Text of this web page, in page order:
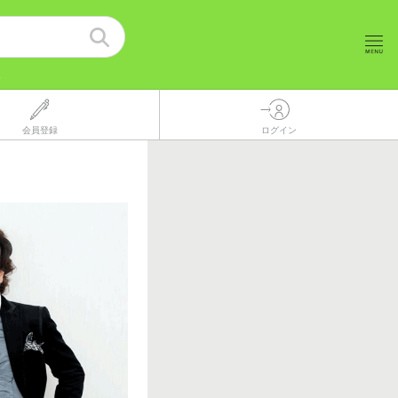
会員登録 ログイン